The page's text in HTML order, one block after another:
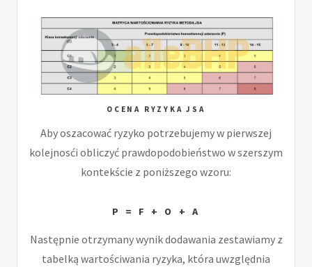
OCENA RYZYKA JSA
Aby oszacować ryzyko potrzebujemy w pierwszej
kolejnosći obliczyć prawdopodobieństwo w szerszym
kontekście z poniższego wzoru:
P = F + O + A
Następnie otrzymany wynik dodawania zestawiamy z
tabelką wartościwania ryzyka, która uwzględnia